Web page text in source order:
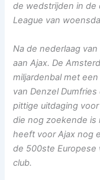
de wedstrijden in de
League van
Na de nederlaag
aan Ajax. De
miljardenbal met
van Denzel
pittige uitdaging
die nog zoekende is
heeft voor Ajax nog
de 500ste
club.